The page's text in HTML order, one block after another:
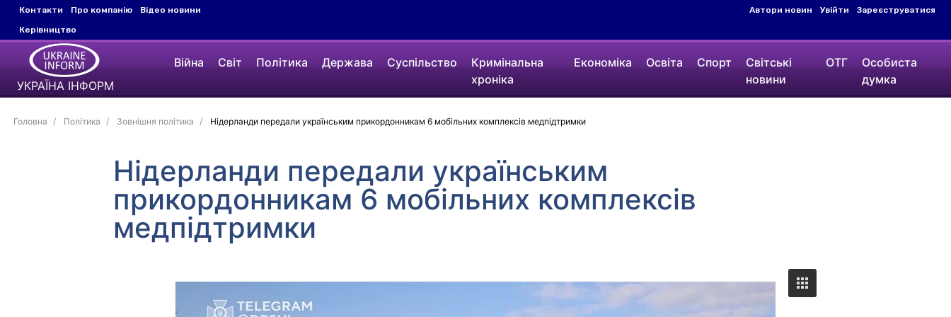
Контакти Про компанію
Відео новини
Керівництво
Автори новин Увійти Зареєструватися
УКРАЇНА ІНФОРМ
Війна Світ Політика Держава Суспільство
Кримінальна
хроніка
Економіка Освіта Спорт
Світські
новини
ОТГ
Особиста
думка
Головна Політика Зовнішня політика Нідерланди передали українським прикордонникам 6 мобільних комплексів медпідтримки
Нідерланди передали українським
прикордонникам 6 мобільних комплексів
медпідтримки